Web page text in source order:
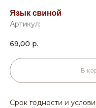
Язык свиной
Артикул:
69,00 р.
В
Срок годности и